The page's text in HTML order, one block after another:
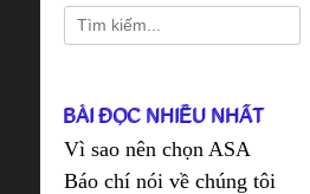
Search
for:
BÀI ĐỌC NHIỀU NHẤT
Vì sao nên chọn ASA
Báo chí nói về chúng tôi